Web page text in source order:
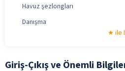
Havuz şezlongları
Danışma
ile
Giriş-Çıkış ve Önemli